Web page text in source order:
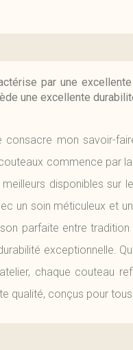
par une
une excellente
consacre mon savoir-
commence par
disponibles sur
un soin méticuleux et
parfaite entre
exceptionnelle.
chaque couteau
qualité, conçus pour